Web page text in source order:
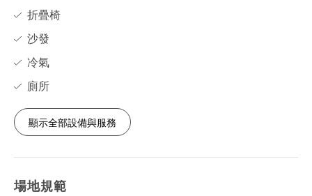
折疊椅
沙發
冷氣
廁所
顯示全部設備與服務
場地規範